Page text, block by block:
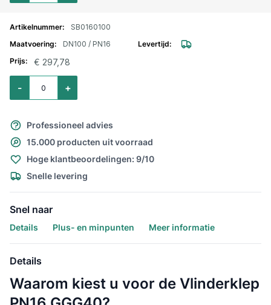
SB0160100
DN100 / PN16
€ 297,78
Aantal voor Vlinderklep PN16 / DN100 met EPDM zitting
+
-
Professioneel advies
15.000 producten uit voorraad
Hoge klantbeoordelingen: 9/10
Snelle levering
Snel naar
Details Plus- en minpunten Meer informatie
Details
Waarom kiest u voor de Vlinderklep